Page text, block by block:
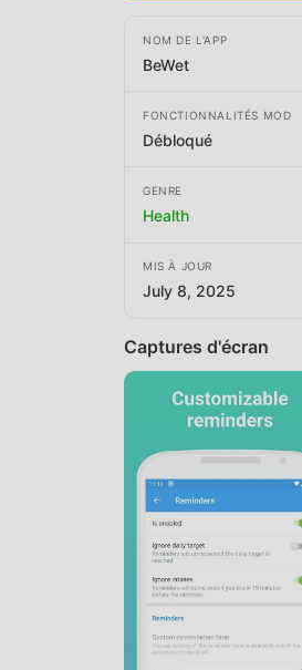
NOM DE L'APP
BeWet
FONCTIONNALITÉS MOD
Débloqué
GENRE
Health
MIS À JOUR
July 8, 2025
Captures d'écran